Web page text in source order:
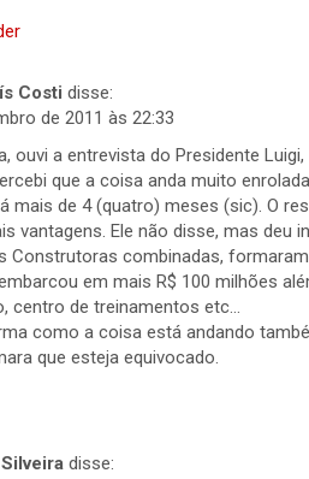
Costi disse:
de 2011 às 22:33
ouvi a entrevista do Presidente
que a coisa anda muito
mais de 4 (quatro) meses (sic). O
vantagens. Ele não disse, mas deu
Construtoras combinadas,
em mais R$ 100 milhões
centro de treinamentos etc…
como a coisa está andando
que esteja equivocado.
disse: